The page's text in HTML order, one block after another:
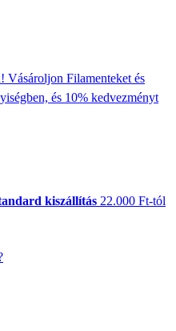
Vásároljon Filamenteket és
és 10% kedvezményt
kiszállítás 22.000 Ft-tól